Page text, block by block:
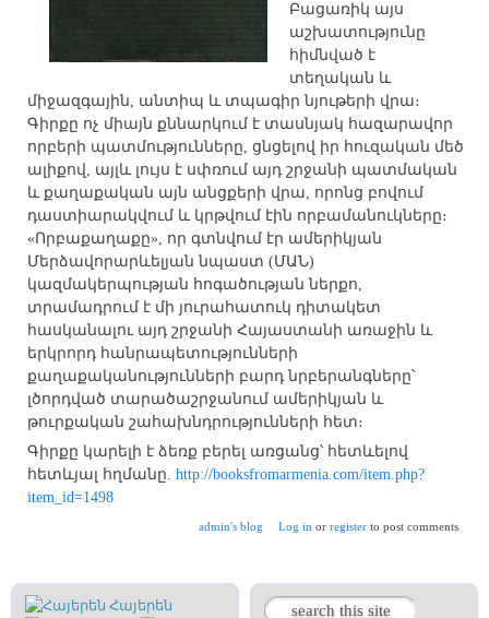
Բացառիկ այս
աշխատությունը
հիմնված է
տեղական և
միջազգային, անտիպ և տպագիր նյութերի վրա։
Գիրքը ոչ միայն քննարկում է տասնյակ հազարավոր
որբերի պատմությունները, ցնցելով իր հուզական մեծ
ալիքով, այլև լույս է սփռում այդ շրջանի պատմական
և քաղաքական այն անցքերի վրա, որոնց բովում
դաստիարակվում և կրթվում էին որբամանուկները։
«Որբաքաղաքը», որ գտնվում էր ամերիկյան
Մերձավորարևելյան նպաստ (ՄԱՆ)
կազմակերպության հոգածության ներքո,
տրամադրում է մի յուրահատուկ դիտակետ
հասկանալու այդ շրջանի Հայաստանի առաջին և
երկրորդ հանրապետությունների
քաղաքականությունների բարդ նրբերանգները՝
լծորդված տարածաշրջանում ամերիկյան և
թուրքական շահախնդրությունների հետ։ ​
Գիրքը կարելի է ձեռք բերել առցանց՝ հետևելով
հետևյալ հղմանը. http://booksfromarmenia.com/item.php?
item_id=1498
admin's blog Log in or registerto post comments
Հայերեն
Search form
Search